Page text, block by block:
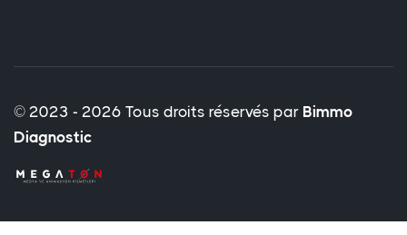
© 2023 - 2026 Tous droits réservés par Bimmo
Diagnostic